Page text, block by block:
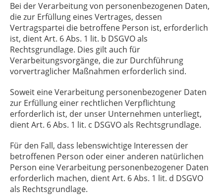
Bei der Verarbeitung von personenbezogenen Daten,
die zur Erfüllung eines Vertrages, dessen
Vertragspartei die betroffene Person ist, erforderlich
ist, dient Art. 6 Abs. 1 lit. b DSGVO als
Rechtsgrundlage. Dies gilt auch für
Verarbeitungsvorgänge, die zur Durchführung
vorvertraglicher Maßnahmen erforderlich sind.
Soweit eine Verarbeitung personenbezogener Daten
zur Erfüllung einer rechtlichen Verpflichtung
erforderlich ist, der unser Unternehmen unterliegt,
dient Art. 6 Abs. 1 lit. c DSGVO als Rechtsgrundlage.
Für den Fall, dass lebenswichtige Interessen der
betroffenen Person oder einer anderen natürlichen
Person eine Verarbeitung personenbezogener Daten
erforderlich machen, dient Art. 6 Abs. 1 lit. d DSGVO
als Rechtsgrundlage.